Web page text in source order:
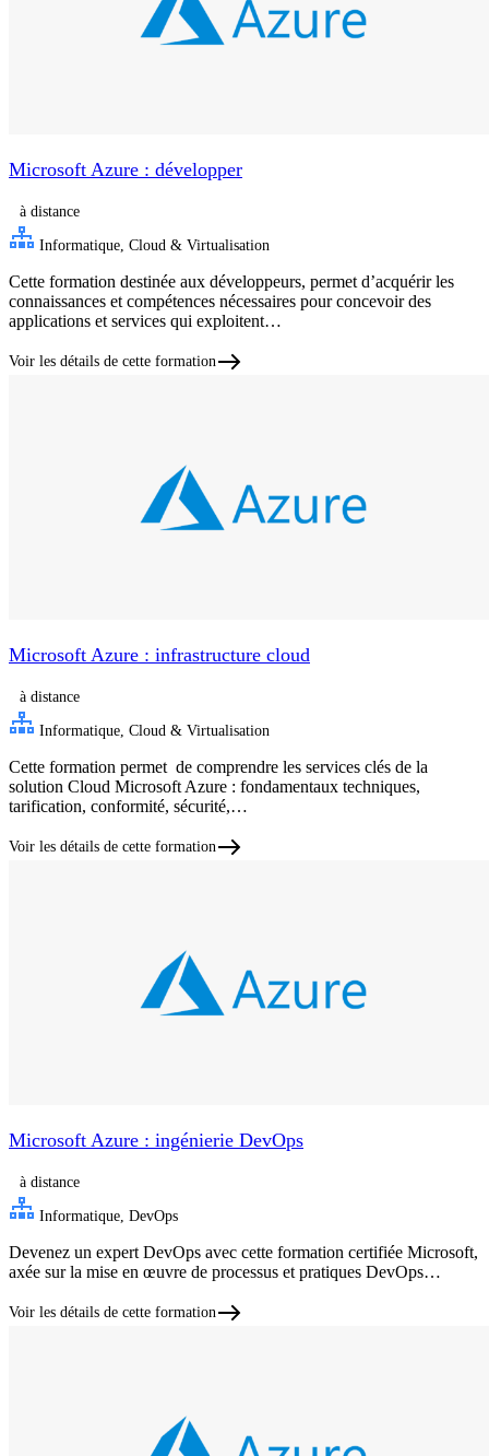
Microsoft Azure : développer
à distance
Informatique, Cloud & Virtualisation
Cette formation destinée aux développeurs, permet d’acquérir les
connaissances et compétences nécessaires pour concevoir des
applications et services qui exploitent…
Voir les détails de cette formation
Microsoft Azure : infrastructure cloud
à distance
Informatique, Cloud & Virtualisation
Cette formation permet de comprendre les services clés de la
solution Cloud Microsoft Azure : fondamentaux techniques,
tarification, conformité, sécurité,…
Voir les détails de cette formation
Microsoft Azure : ingénierie DevOps
à distance
Informatique, DevOps
Devenez un expert DevOps avec cette formation certifiée Microsoft,
axée sur la mise en œuvre de processus et pratiques DevOps…
Voir les détails de cette formation